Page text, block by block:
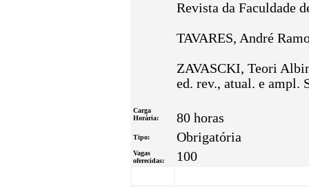
Revista da Faculdade
TAVARES, André
ZAVASCKI, Teori
ed. rev., atual. e ampl.
Carga
Horária:
80 horas
Tipo: Obrigatória
Vagas
oferecidas:
100